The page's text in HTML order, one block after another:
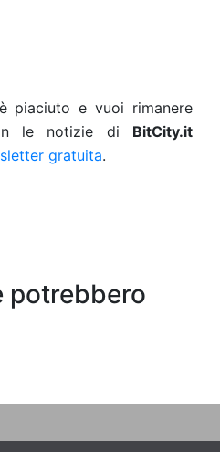
piaciuto e vuoi rimanere
le notizie di BitCity.it
gratuita.
potrebbero